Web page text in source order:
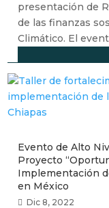
presentación de
de las finanzas
Climático. El
Evento de Alto
Proyecto
Implementación
en México
Dic 8, 2022